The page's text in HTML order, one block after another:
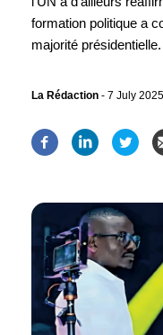
formation politique a
majorité présidentielle.
La Rédaction - 7 July 2025